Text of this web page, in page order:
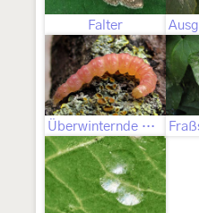
Falter
Überwinternde Raupe